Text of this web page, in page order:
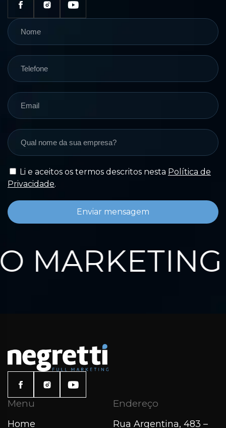
Li e aceitos os termos descritos nesta Política de
Privacidade.
Enviar mensagem
MARKETING
Menu
Home
Endereço
Rua Argentina, 483 –